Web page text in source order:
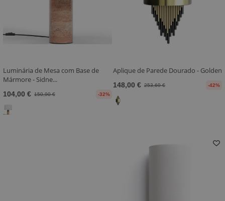
Luminária de Mesa com Base de
Mármore - Sidne...
104,00 € 150,90 € -32%
Aplique de Parede Dourado - Golden
148,00 € 253,69 € -42%